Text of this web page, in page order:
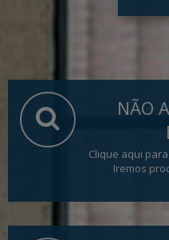
NÃO
Clique aqui
Iremos